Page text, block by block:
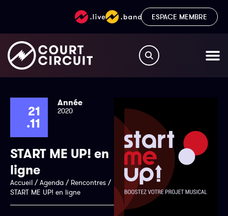
ESPACE MEMBRE
21
.11
Année
2020
START ME UP! en
ligne
Accueil /Agenda / Rencontres /
START ME UP! en ligne